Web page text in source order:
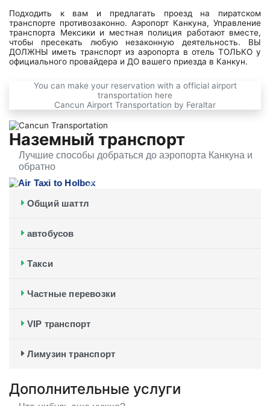
Подходить к вам и предлагать проезд на пиратском
транспорте противозаконно. Аэропорт Канкуна, Управление
транспорта Мексики и местная полиция работают вместе,
чтобы пресекать любую незаконную деятельность. ВЫ
ДОЛЖНЫ иметь транспорт из аэропорта в отель ТОЛЬКО у
официального провайдера и ДО вашего приезда в Канкун.
You can make your reservation with a official airport
transportation here
Cancun Airport Transportation by Feraltar
Наземный транспорт
Лучшие способы добраться до аэропорта Канкуна и
обратно
Previous slideNext slide
Общий шаттл
автобусов
Такси
Частные перевозки
VIP транспорт
Лимузин транспорт
Дополнительные услуги